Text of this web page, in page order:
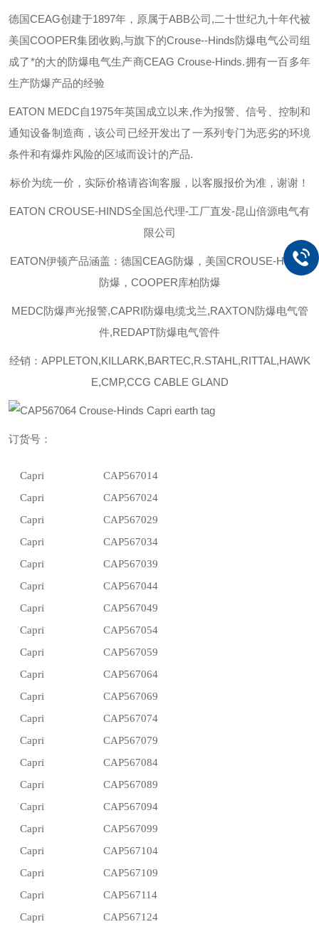
德国CEAG创建于1897年，原属于ABB公司,二十世纪九十年代被
美国COOPER集团收购,与旗下的Crouse--Hinds防爆电气公司组
成了*的大的防爆电气生产商CEAG Crouse-Hinds.拥有一百多年
生产防爆产品的经验
EATON MEDC自1975年英国成立以来,作为报警、信号、控制和
通知设备制造商，该公司已经开发出了一系列专门为恶劣的环境
条件和有爆炸风险的区域而设计的产品.
标价为统一价，实际价格请咨询客服，以客服报价为准，谢谢！
EATON CROUSE-HINDS全国总代理-工厂直发-昆山倍源电气有
限公司
EATON伊顿产品涵盖：德国CEAG防爆，美国CROUSE-HINDS
防爆，COOPER库柏防爆
MEDC防爆声光报警,CAPRI防爆电缆戈兰,RAXTON防爆电气管
件,REDAPT防爆电气管件
经销：APPLETON,KILLARK,BARTEC,R.STAHL,RITTAL,HAWK
E,CMP,CCG CABLE GLAND
订货号：
Capri
CAP567014
Capri
CAP567024
Capri
CAP567029
Capri
CAP567034
Capri
CAP567039
Capri
CAP567044
Capri
CAP567049
Capri
CAP567054
Capri
CAP567059
Capri
CAP567064
Capri
CAP567069
Capri
CAP567074
Capri
CAP567079
Capri
CAP567084
Capri
CAP567089
Capri
CAP567094
Capri
CAP567099
Capri
CAP567104
Capri
CAP567109
Capri
CAP567114
Capri
CAP567124